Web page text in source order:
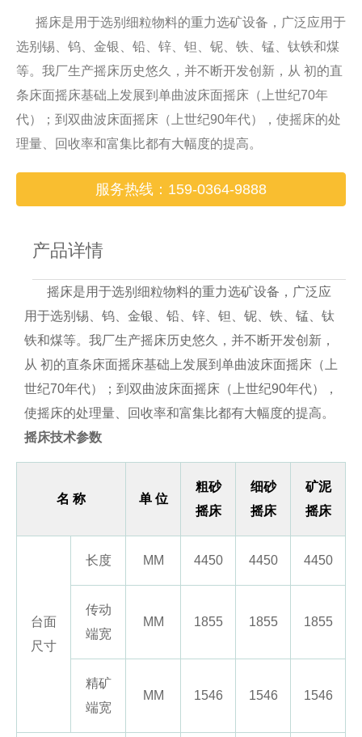
摇床是用于选别细粒物料的重力选矿设备，广泛应用于
选别锡、钨、金银、铅、锌、钽、铌、铁、锰、钛铁和煤
等。我厂生产摇床历史悠久，并不断开发创新，从 初的直
条床面摇床基础上发展到单曲波床面摇床（上世纪70年
代）；到双曲波床面摇床（上世纪90年代），使摇床的处
理量、回收率和富集比都有大幅度的提高。
服务热线：159-0364-9888
产品详情
摇床是用于选别细粒物料的重力选矿设备，广泛应
用于选别锡、钨、金银、铅、锌、钽、铌、铁、锰、钛
铁和煤等。我厂生产摇床历史悠久，并不断开发创新，
从 初的直条床面摇床基础上发展到单曲波床面摇床（上
世纪70年代）；到双曲波床面摇床（上世纪90年代），
使摇床的处理量、回收率和富集比都有大幅度的提高。
摇床技术参数
名 称 单 位
粗砂
摇床
细砂
摇床
矿泥
摇床
台面
尺寸
长度 MM 4450 4450 4450
传动
端宽
MM 1855 1855 1855
精矿
端宽
MM 1546 1546 1546